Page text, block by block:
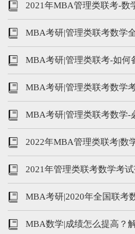
2021年MBA管理类联考-数
MBA考研|管理类联考数学
MBA考研|管理类联考-如何
MBA考研|管理类联考数学
MBA考研|管理类联考数学-
2022年MBA管理类联考|数
2021年管理类联考数学考
MBA考研|2020年全国联考
MBA数学|成绩怎么提高？